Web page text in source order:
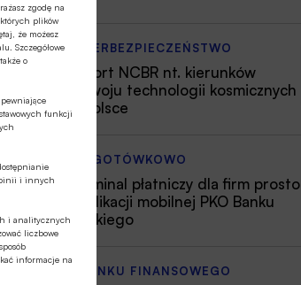
zgodę na
plików
że możesz
Szczegółowe
o
funkcji
i innych
i analitycznych
liczbowe
informacje na
CYBERBEZPIECZEŃSTWO
Raport NCBR nt. kierunków
rozwoju technologii kosmicznych
w Polsce
BEZGOTÓWKOWO
Terminal płatniczy dla firm prosto
z aplikacji mobilnej PKO Banku
Polskiego
Z RYNKU FINANSOWEGO